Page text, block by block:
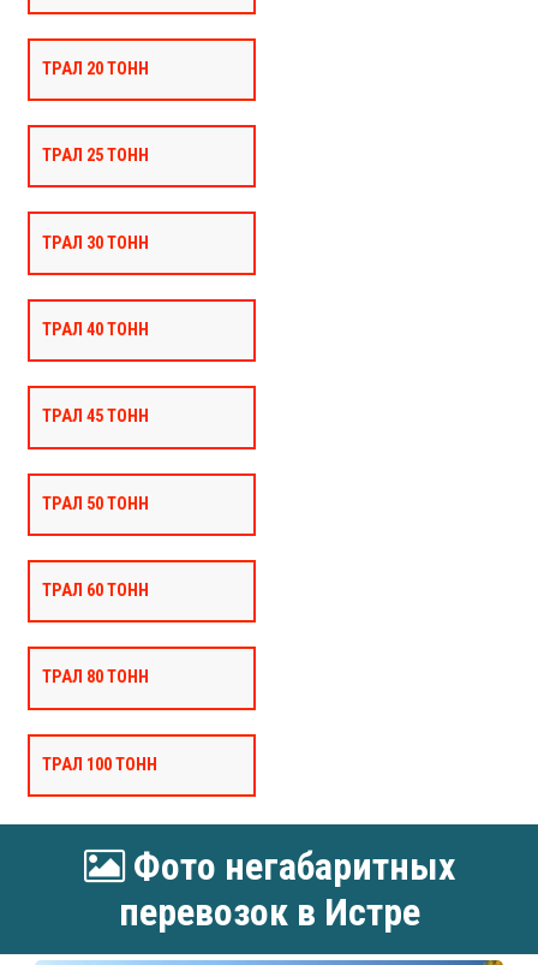
ТРАЛ 20 ТОНН
ТРАЛ 25 ТОНН
ТРАЛ 30 ТОНН
ТРАЛ 40 ТОНН
ТРАЛ 45 ТОНН
ТРАЛ 50 ТОНН
ТРАЛ 60 ТОНН
ТРАЛ 80 ТОНН
ТРАЛ 100 ТОНН
Фото негабаритных
перевозок в Истре